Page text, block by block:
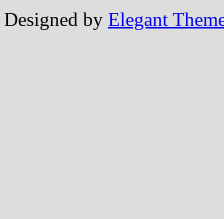
Designed by Elegant